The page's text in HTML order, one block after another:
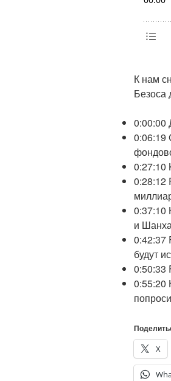
К нам
Безоса
0:00:00
0:06:19
0:27:10
0:28:12
0:37:10
и
0:42:37
будут
0:50:33
0:55:20
X